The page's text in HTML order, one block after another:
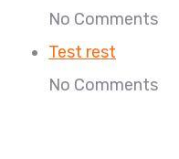
No Comments
Test rest
No Comments